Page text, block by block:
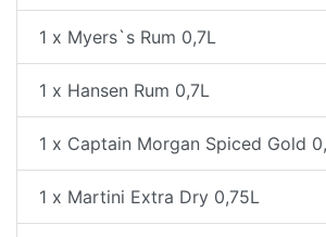
1 x Myers`s Rum 0,7L
1 x Hansen Rum 0,7L
1 x Captain Morgan Spiced Gold
1 x Martini Extra Dry 0,75L